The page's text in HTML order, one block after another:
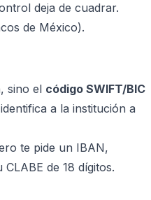
deja de cuadrar.
de México).
sino el código SWIFT/BIC
a la institución a
te pide un IBAN,
de 18 dígitos.